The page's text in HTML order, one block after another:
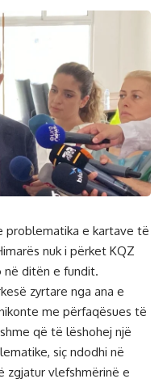
problematika e kartave të
nuk i përket KQZ
në ditën e fundit.
zyrtare nga ana e
me përfaqësues të
që të lëshohej një
siç ndodhi në
zgjatur vlefshmërinë e